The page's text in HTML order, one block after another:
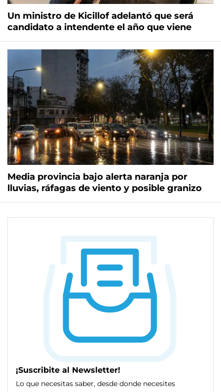
Un ministro de Kicillof adelantó que será
candidato a intendente el año que viene
Media provincia bajo alerta naranja por
lluvias, ráfagas de viento y posible granizo
¡Suscribite al Newsletter!
Lo que necesitas saber, desde donde necesites